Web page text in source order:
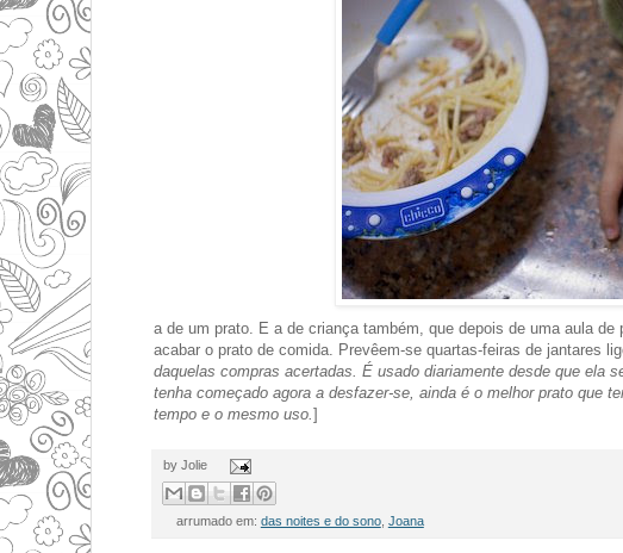
a de um prato. E a de criança também, que depois de uma aula
acabar o prato de comida. Prevêem-se quartas-feiras de jantares
daquelas compras acertadas. É usado diariamente desde que ela
tenha começado agora a desfazer-se, ainda é o melhor prato que
tempo e o mesmo uso.]
by Jolie
arrumado em: das noites e do sono, Joana